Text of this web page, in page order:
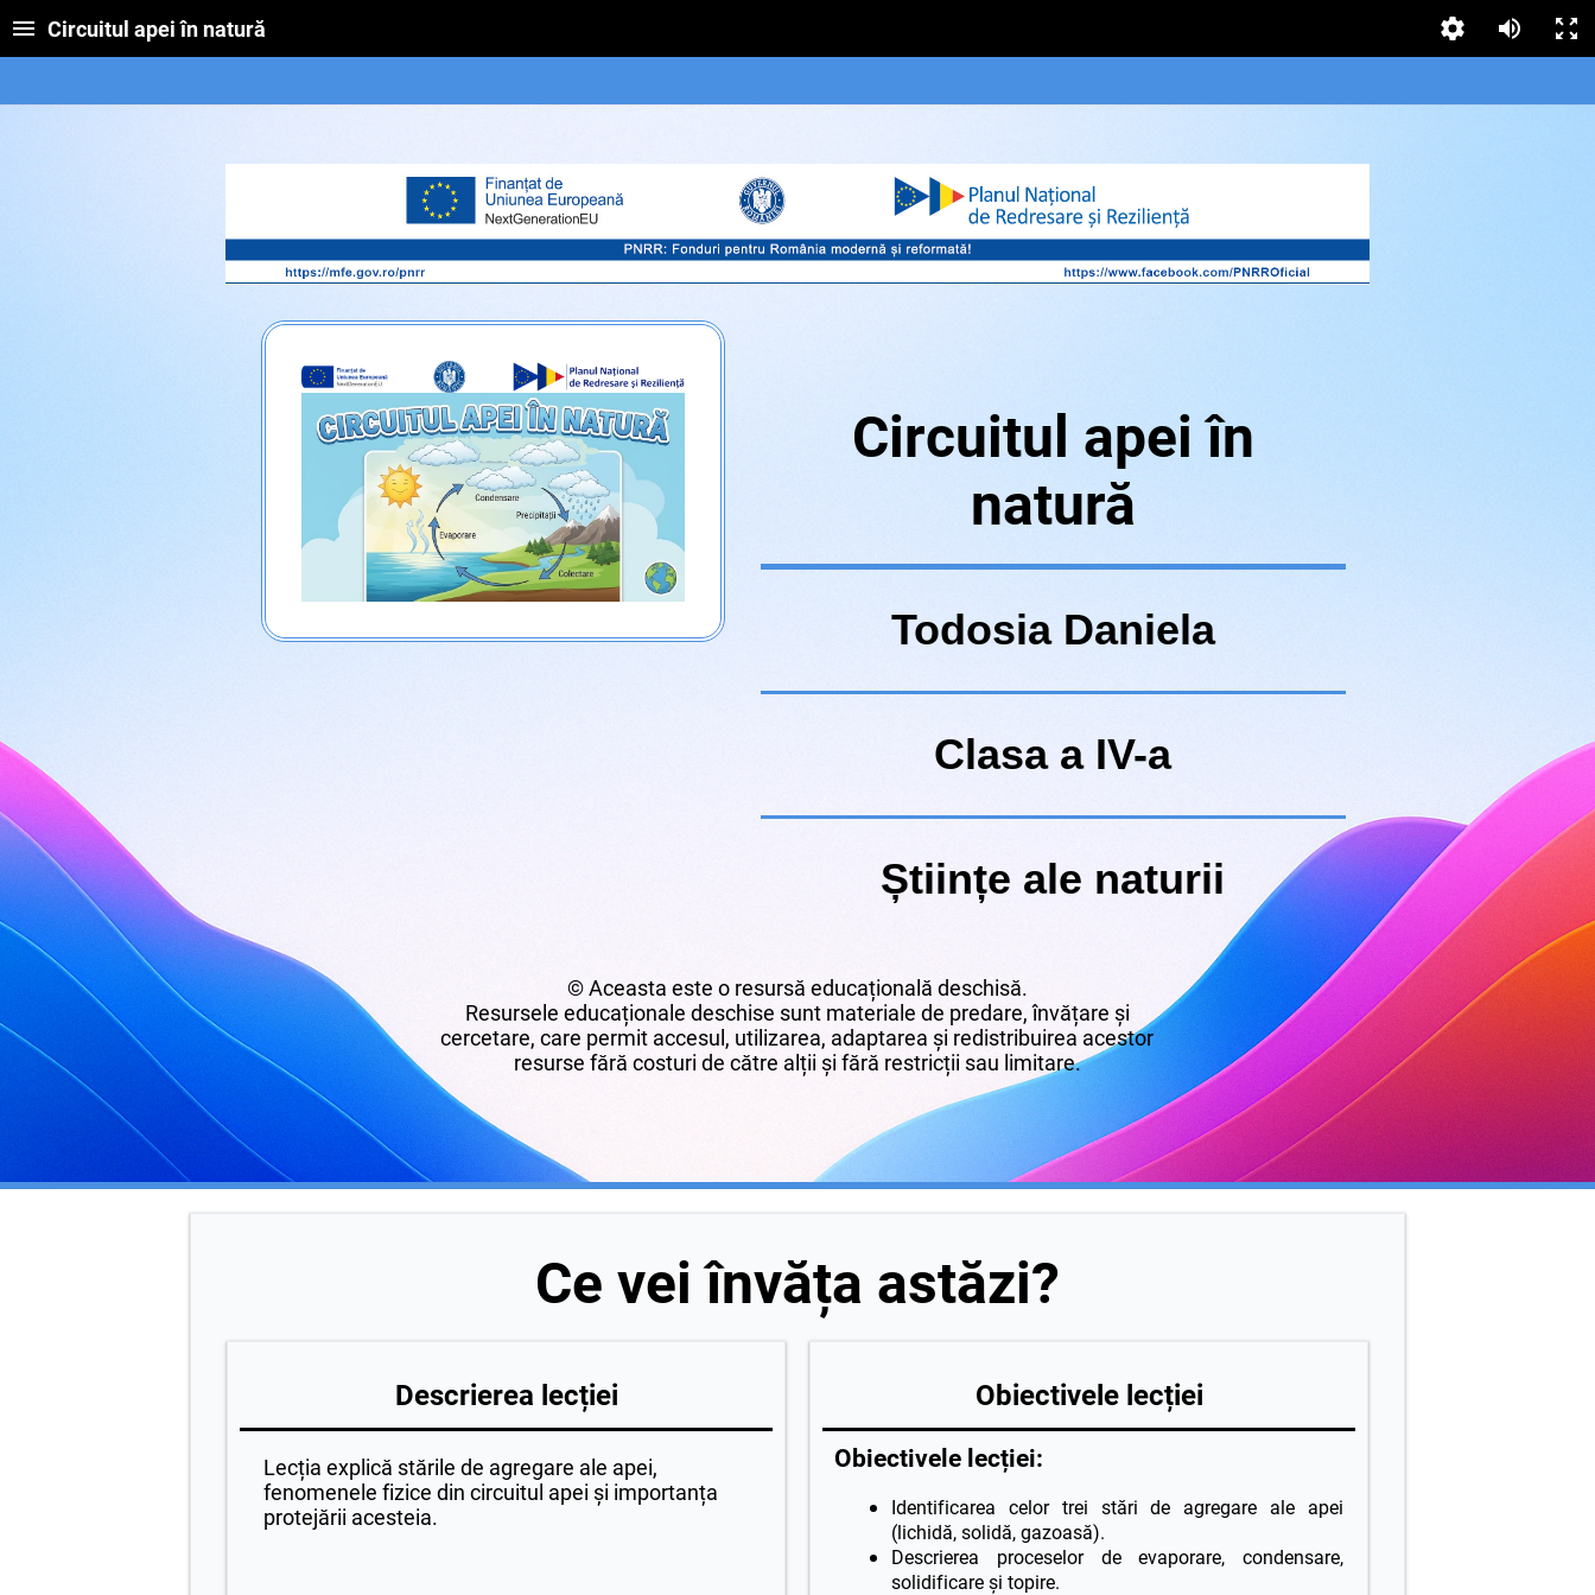
Circuitul apei în natură
Circuitul apei în
natură
Todosia Daniela
Clasa a IV-a
Științe ale naturii
© Aceasta este o resursă educațională deschisă.
Resursele educaționale deschise sunt materiale de predare, învățare și
cercetare, care permit accesul, utilizarea, adaptarea și redistribuirea acestor
resurse fără costuri de către alții și fără restricții sau limitare.
Ce vei învăța astăzi?
Descrierea lecției
Lecția explică stările de agregare ale apei,
fenomenele fizice din circuitul apei și importanța
protejării acesteia.
Obiectivele lecției
Obiectivele lecției:
Identificarea celor trei stări de agregare ale apei
(lichidă, solidă, gazoasă).
Descrierea proceselor de evaporare, condensare,
solidificare și topire.